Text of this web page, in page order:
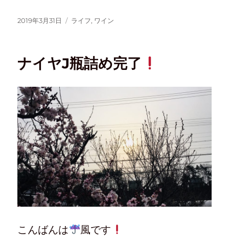
2019年3月31日 ライフ, ワイン
ナイヤJ瓶詰め完了
こんばんは 風です